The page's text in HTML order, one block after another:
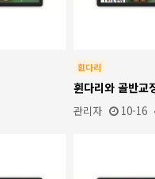
휜다리
휜다리와 골반교
관리자 10-16